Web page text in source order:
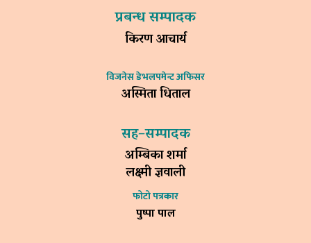
प्रबन्ध सम्पादक
किरण आचार्य
विजनेस डेभलपमेन्ट अफिसर
अस्मिता धिताल
सह–सम्पादक
अम्बिका शर्मा
लक्ष्मी ज्ञवाली
फोटो पत्रकार
पुष्पा पाल